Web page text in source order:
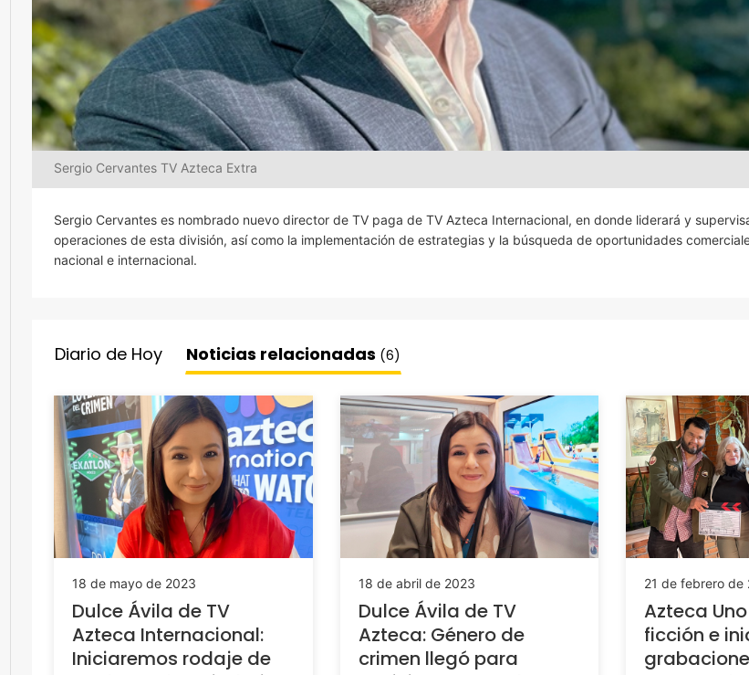
Sergio Cervantes TV Azteca Extra
Sergio Cervantes es nombrado nuevo director de TV paga de TV Azteca Internacional, en donde liderará y
operaciones de esta división, así como la implementación de estrategias y la búsqueda de oportunidades
nacional e internacional.
Diario de Hoy Noticias relacionadas (6)
18 de mayo de 2023
Dulce Ávila de TV
Azteca Internacional:
Iniciaremos rodaje de
18 de abril de 2023
Dulce Ávila de TV
Azteca: Género de
crimen llegó para
21 de febrero de
Azteca
ficción e